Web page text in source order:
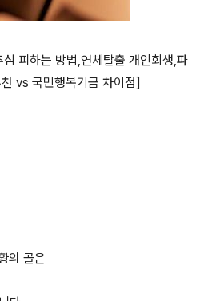
피하는 방법,연체탈출 개인회생,파
vs 국민행복기금 차이점]
의 골은